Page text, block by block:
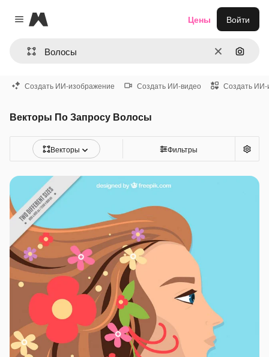
Close menu
Magnific
ОчиститьПоиск
Цены Войти
Создать ИИ-изображение Создать ИИ-видео Создать ИИ-
Векторы По Запросу Волосы
Векторы Фильтры